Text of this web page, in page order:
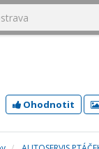
Ohodnotit